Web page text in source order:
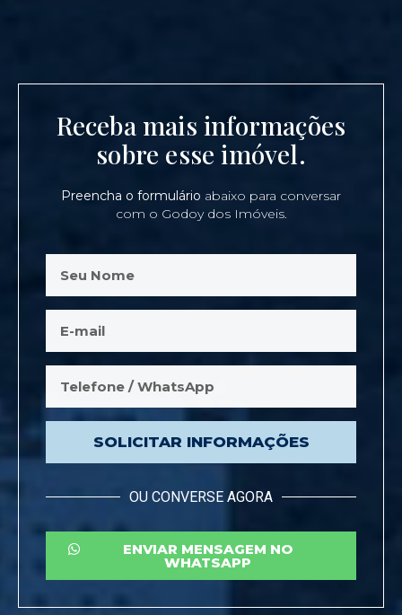
Receba mais informações
sobre esse imóvel.
Preencha o formulário abaixo para conversar
com o Godoy dos Imóveis.
SOLICITAR INFORMAÇÕES
OU CONVERSE AGORA
ENVIAR MENSAGEM NO
WHATSAPP